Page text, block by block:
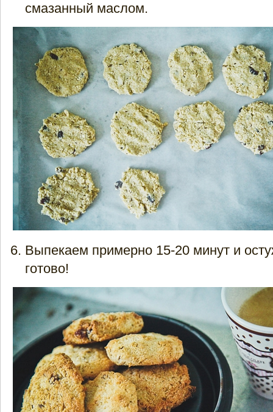
смазанный маслом.
Выпекаем примерно 15-20 минут и
готово!